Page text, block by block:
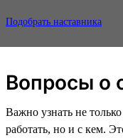
Подобрать наставника
Вопросы о
Важно узнать не
работать, но и с кем.